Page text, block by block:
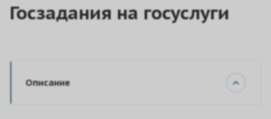
Госзадания на госуслуги
Описание